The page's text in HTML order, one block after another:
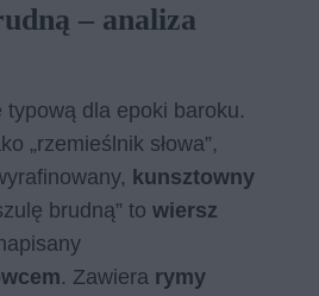
– analiza
dla epoki baroku.
„rzemieślnik słowa”,
kunsztowny
brudną” to wiersz
. Zawiera rymy